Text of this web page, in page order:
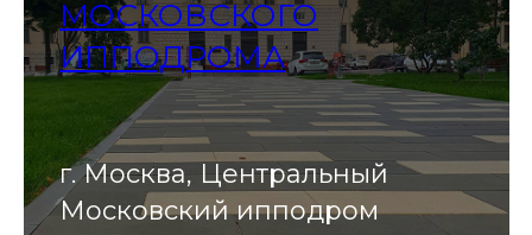
МОСКОВСКОГО
ИППОДРОМА
г. Москва, Центральный
Московский ипподром